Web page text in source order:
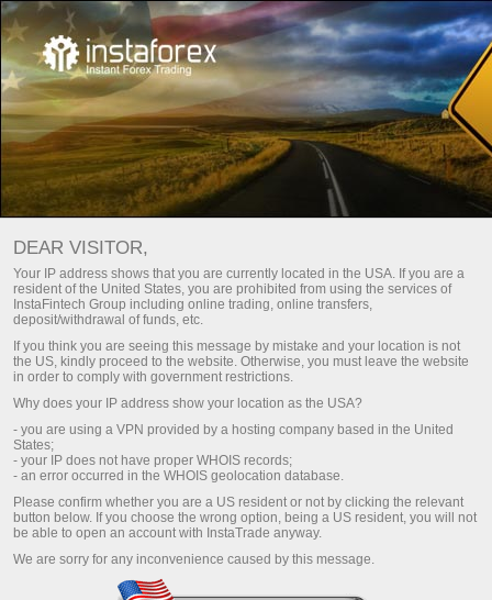
इंस्टाफॉरेक्ष् : सूर्य के लिए पहुँच
ट्रेडिंग खाता खोलें
डेमो खाता खोलें
DEAR VISITOR,
Your IP address shows that you are currently located in the USA. If you are a
resident of the United States, you are prohibited from using the services of
InstaFintech Group including online trading, online transfers,
deposit/withdrawal of funds, etc.
If you think you are seeing this message by mistake and your location is not
the US, kindly proceed to the website. Otherwise, you must leave the website
in order to comply with government restrictions.
Why does your IP address show your location as the USA?
- you are using a VPN provided by a hosting company based in the United
States;
- your IP does not have proper WHOIS records;
- an error occurred in the WHOIS geolocation database.
Please confirm whether you are a US resident or not by clicking the relevant
button below. If you choose the wrong option, being a US resident, you will not
be able to open an account with InstaTrade anyway.
We are sorry for any inconvenience caused by this message.